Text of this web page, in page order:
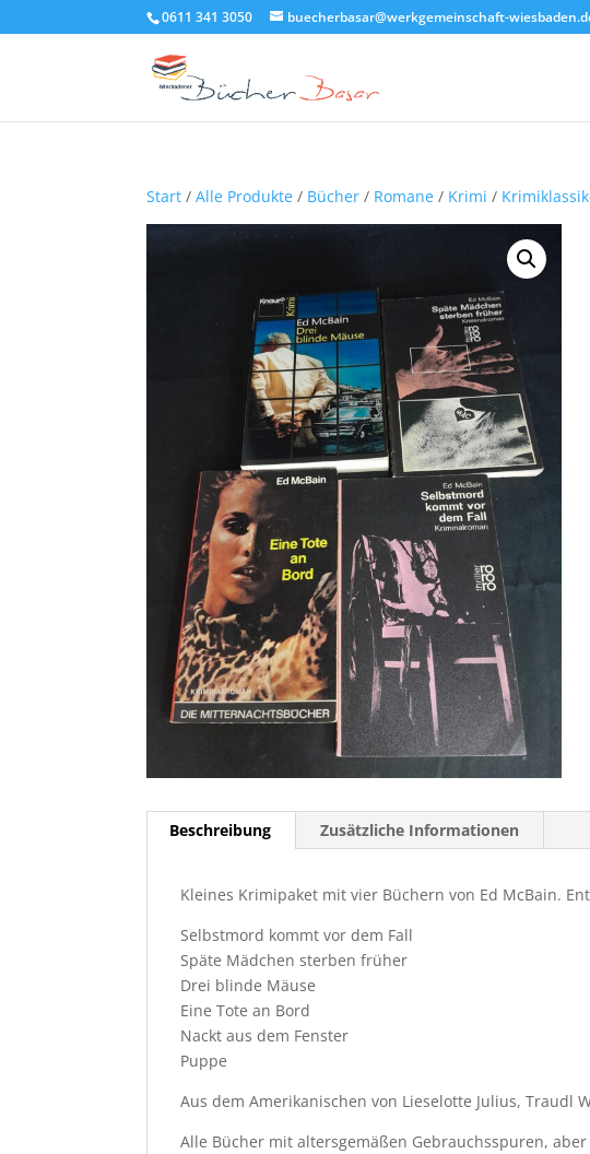
0611 341 3050 buecherbasar@werkgemeinschaft-
Start /Alle Produkte / Bücher / Romane / Krimi /
Beschreibung Zusätzliche Informationen
Kleines Krimipaket mit vier Büchern von Ed McBain.
Selbstmord kommt vor dem Fall
Späte Mädchen sterben früher
Drei blinde Mäuse
Eine Tote an Bord
Nackt aus dem Fenster
Puppe
Aus dem Amerikanischen von Lieselotte Julius, Traudl
Alle Bücher mit altersgemäßen Gebrauchsspuren,